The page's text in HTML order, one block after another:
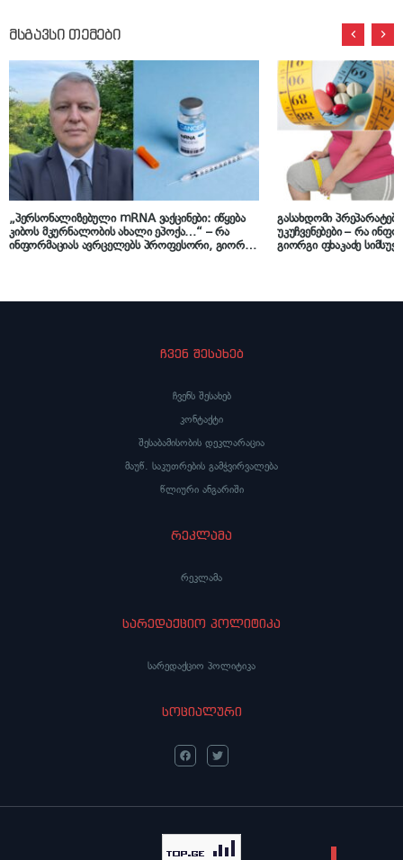
მსგავსი თემები
„პერსონალიზებული mRNA ვაქცინები: იწყება
კიბოს მკურნალობის ახალი ეპოქა…“ – რა
ინფორმაციას ავრცელებს პროფესორი, გიორგი
გასახდომი
უკუჩვენებები – რა
გიორგი ფხაკაძე
ჩვენ შესახებ
ჩვენს შესახებ
კონტაქტი
შესაბამისობის დეკლარაცია
მაუწ. საკუთრების გამჭვირვალება
წლიური ანგარიში
რეკლამა
რეკლამა
სარედაქციო პოლიტიკა
სარედაქციო პოლიტიკა
სოციალური